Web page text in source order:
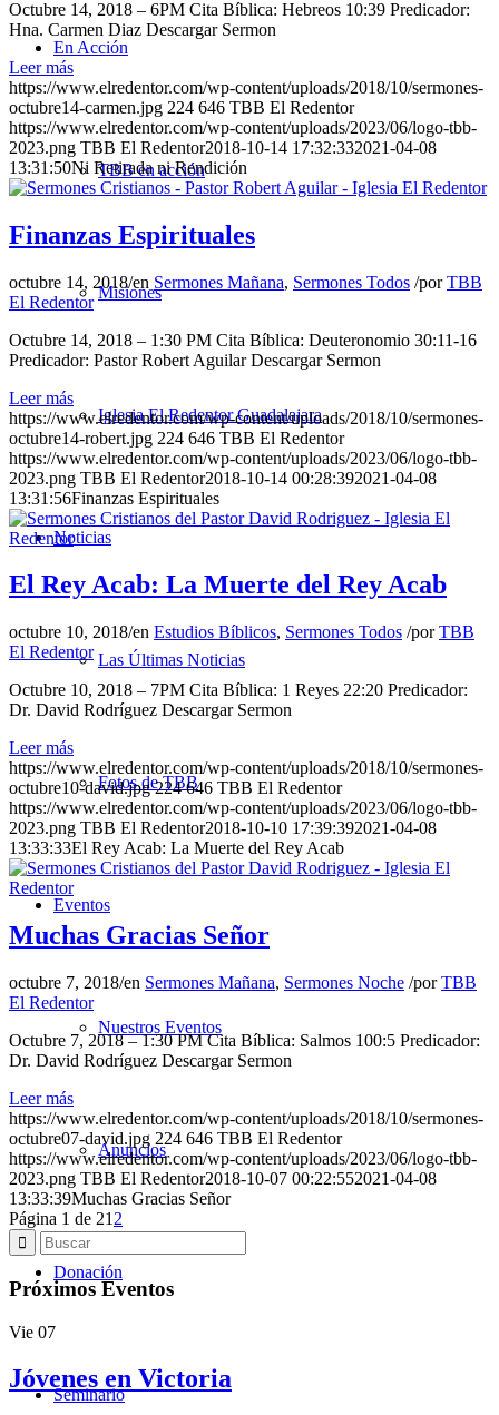
En Acción
TBB en acción
Misiones
Iglesia El Redentor Guadalajara
Noticias
Las Últimas Noticias
Fotos de TBB
Eventos
Nuestros Eventos
Anuncios
Donación
Seminario
Octubre 14, 2018 – 6PM Cita Bíblica: Hebreos 10:39 Predicador:
Hna. Carmen Diaz Descargar Sermon
Leer más
https://www.elredentor.com/wp-content/uploads/2018/10/sermones-
octubre14-carmen.jpg 224 646 TBB El Redentor
https://www.elredentor.com/wp-content/uploads/2023/06/logo-tbb-
2023.png TBB El Redentor2018-10-14 17:32:332021-04-08
13:31:50Ni Retirada ni Rendición
Finanzas Espirituales
octubre 14, 2018/en Sermones Mañana, Sermones Todos /porTBB
El Redentor
Octubre 14, 2018 – 1:30 PM Cita Bíblica: Deuteronomio 30:11-16
Predicador: Pastor Robert Aguilar Descargar Sermon
Leer más
https://www.elredentor.com/wp-content/uploads/2018/10/sermones-
octubre14-robert.jpg 224 646 TBB El Redentor
https://www.elredentor.com/wp-content/uploads/2023/06/logo-tbb-
2023.png TBB El Redentor2018-10-14 00:28:392021-04-08
13:31:56Finanzas Espirituales
El Rey Acab: La Muerte del Rey Acab
octubre 10, 2018/en Estudios Bíblicos, Sermones Todos /porTBB
El Redentor
Octubre 10, 2018 – 7PM Cita Bíblica: 1 Reyes 22:20 Predicador:
Dr. David Rodríguez Descargar Sermon
Leer más
https://www.elredentor.com/wp-content/uploads/2018/10/sermones-
octubre10-david.jpg 224 646 TBB El Redentor
https://www.elredentor.com/wp-content/uploads/2023/06/logo-tbb-
2023.png TBB El Redentor2018-10-10 17:39:392021-04-08
13:33:33El Rey Acab: La Muerte del Rey Acab
Muchas Gracias Señor
octubre 7, 2018/en Sermones Mañana, Sermones Noche /porTBB
El Redentor
Octubre 7, 2018 – 1:30 PM Cita Bíblica: Salmos 100:5 Predicador:
Dr. David Rodríguez Descargar Sermon
Leer más
https://www.elredentor.com/wp-content/uploads/2018/10/sermones-
octubre07-david.jpg 224 646 TBB El Redentor
https://www.elredentor.com/wp-content/uploads/2023/06/logo-tbb-
2023.png TBB El Redentor2018-10-07 00:22:552021-04-08
13:33:39Muchas Gracias Señor
Página 1 de 21 2
Próximos Eventos
Vie 07
Jóvenes en Victoria